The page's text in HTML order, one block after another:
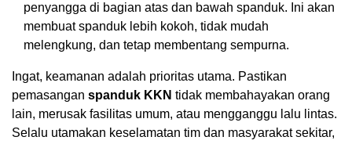
penyangga di bagian atas dan bawah spanduk. Ini akan
membuat spanduk lebih kokoh, tidak mudah
melengkung, dan tetap membentang sempurna.
Ingat, keamanan adalah prioritas utama. Pastikan
pemasangan spanduk KKN tidak membahayakan orang
lain, merusak fasilitas umum, atau mengganggu lalu lintas.
Selalu utamakan keselamatan tim dan masyarakat sekitar,